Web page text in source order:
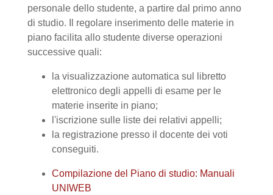
personale dello studente, a partire dal primo anno
di studio. Il regolare inserimento delle materie in
piano facilita allo studente diverse operazioni
successive quali:
la visualizzazione automatica sul libretto
elettronico degli appelli di esame per le
materie inserite in piano;
l'iscrizione sulle liste dei relativi appelli;
la registrazione presso il docente dei voti
conseguiti.
Compilazione del Piano di studio: Manuali
UNIWEB